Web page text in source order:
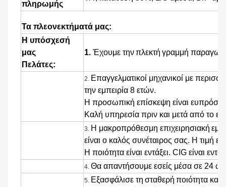
πληρωμής
Τα πλεονεκτήματά μας:
Η υπόσχεσή
μας
Πελάτες:
1. Έχουμε τηνπλεκτή γραμμή
2. Επαγγελματικοί μηχανικοί με
την εμπειρία 8 ετών.
Η προσωπική επίσκεψη είναι
Καλή υπηρεσία πριν και μετά από το
3. Η μακροπρόθεσμη επιχειρησιακή
είναι ο καλός συνέταιρος σας. Η τιμή
Η ποιότητα είναι εντάξει. CIG είναι
4. Θα απαντήσουμε εσείς μέσα σε 24
5. Εξασφάλισε τη σταθερή ποιότητα και